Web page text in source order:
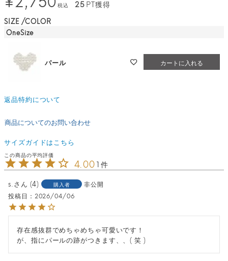
税込 25PT獲得
SIZE COLOR
OneSize
パール カートに入れる
返品特約について
商品についてのお問い合わせ
サイズガイドはこちら
4.001
s. 4 購入者
非公開
投稿日
2026/04/06
存在感抜群でめちゃめちゃ可愛いです！
が、指にパールの跡がつきます、、( 笑 )